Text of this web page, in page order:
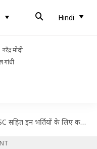
Hindi
नरेंद्र मोदी
गांधी
इन भर्तियों के लिए करें आवेदन, जानें विवरण